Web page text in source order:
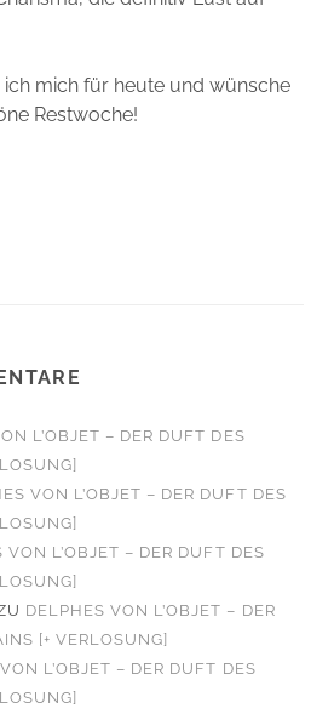
mich für heute und wünsche
Restwoche!
L’OBJET – DER DUFT DES
VON L’OBJET – DER DUFT DES
VON L’OBJET – DER DUFT DES
DELPHES VON L’OBJET – DER
[+ VERLOSUNG]
L’OBJET – DER DUFT DES